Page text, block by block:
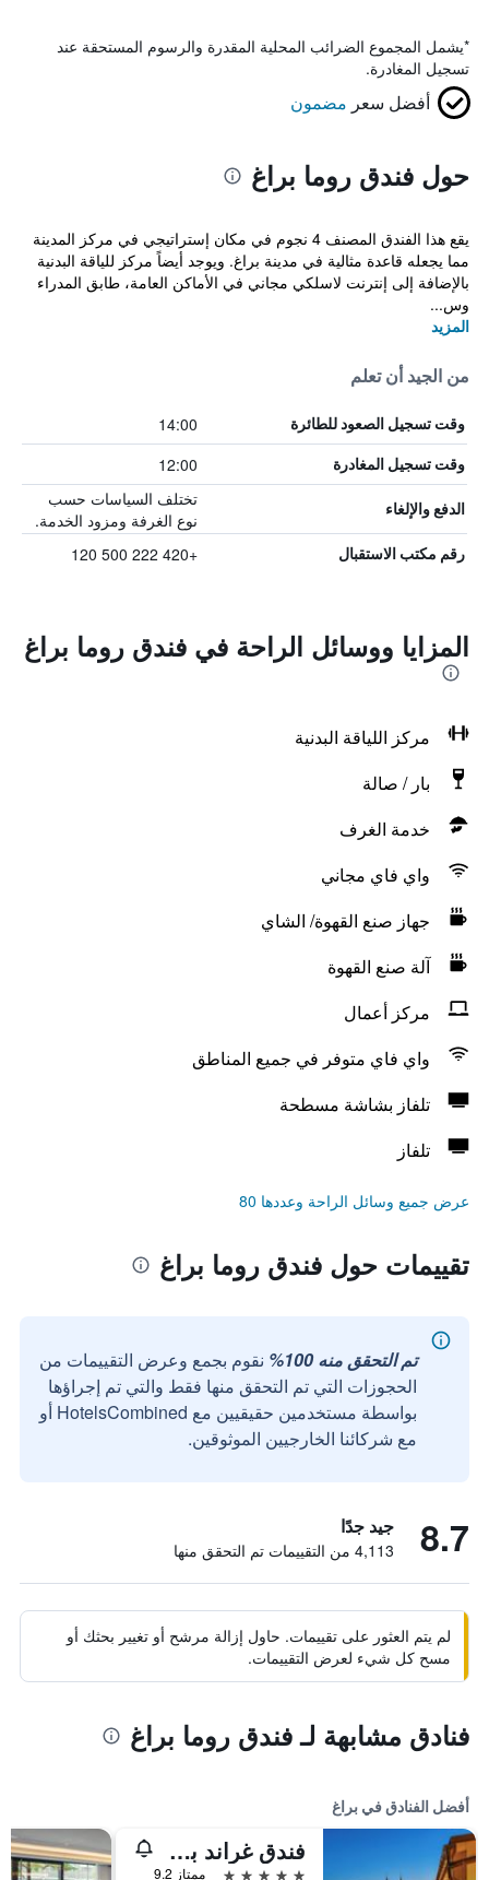
*يشمل المجموع الضرائب المحلية المقدرة والرسوم المستحقة عند
تسجيل المغادرة.
أفضل سعر مضمون
حول فندق روما براغ
يقع هذا الفندق المصنف 4 نجوم في مكان إستراتيجي في مركز المدينة
مما يجعله قاعدة مثالية في مدينة براغ. ويوجد أيضاً مركز للياقة البدنية
بالإضافة إلى إنترنت لاسلكي مجاني في الأماكن العامة، طابق المدراء
وس...
المزيد
من الجيد أن تعلم
وقت تسجيل الصعود للطائرة 14:00
وقت تسجيل المغادرة 12:00
الدفع والإلغاء
تختلف السياسات حسب
نوع الغرفة ومزود الخدمة.
رقم مكتب الاستقبال +420 222 500 120
المزايا ووسائل الراحة في فندق روما براغ
مركز اللياقة البدنية
بار / صالة
خدمة الغرف
واي فاي مجاني
جهاز صنع القهوة/ الشاي
آلة صنع القهوة
مركز أعمال
واي فاي متوفر في جميع المناطق
تلفاز بشاشة مسطحة
تلفاز
عرض جميع وسائل الراحة وعددها 80
تقييمات حول فندق روما براغ
تم التحقق منه 100%
نقوم بجمع وعرض التقييمات من
الحجوزات التي تم التحقق منها فقط والتي تم إجراؤها
بواسطة مستخدمين حقيقيين مع HotelsCombined أو
مع شركائنا الخارجيين الموثوقين.
8.7 جيد جدًا
4,113 من التقييمات تم التحقق منها
لم يتم العثور على تقييمات. حاول إزالة مرشح أو تغيير بحثك أو
مسح كل شيء لعرض التقييمات.
فنادق مشابهة لـ فندق روما براغ
أفضل الفنادق في براغ
فندق غراند بوهيميا
5 نجوم ممتاز 9.2